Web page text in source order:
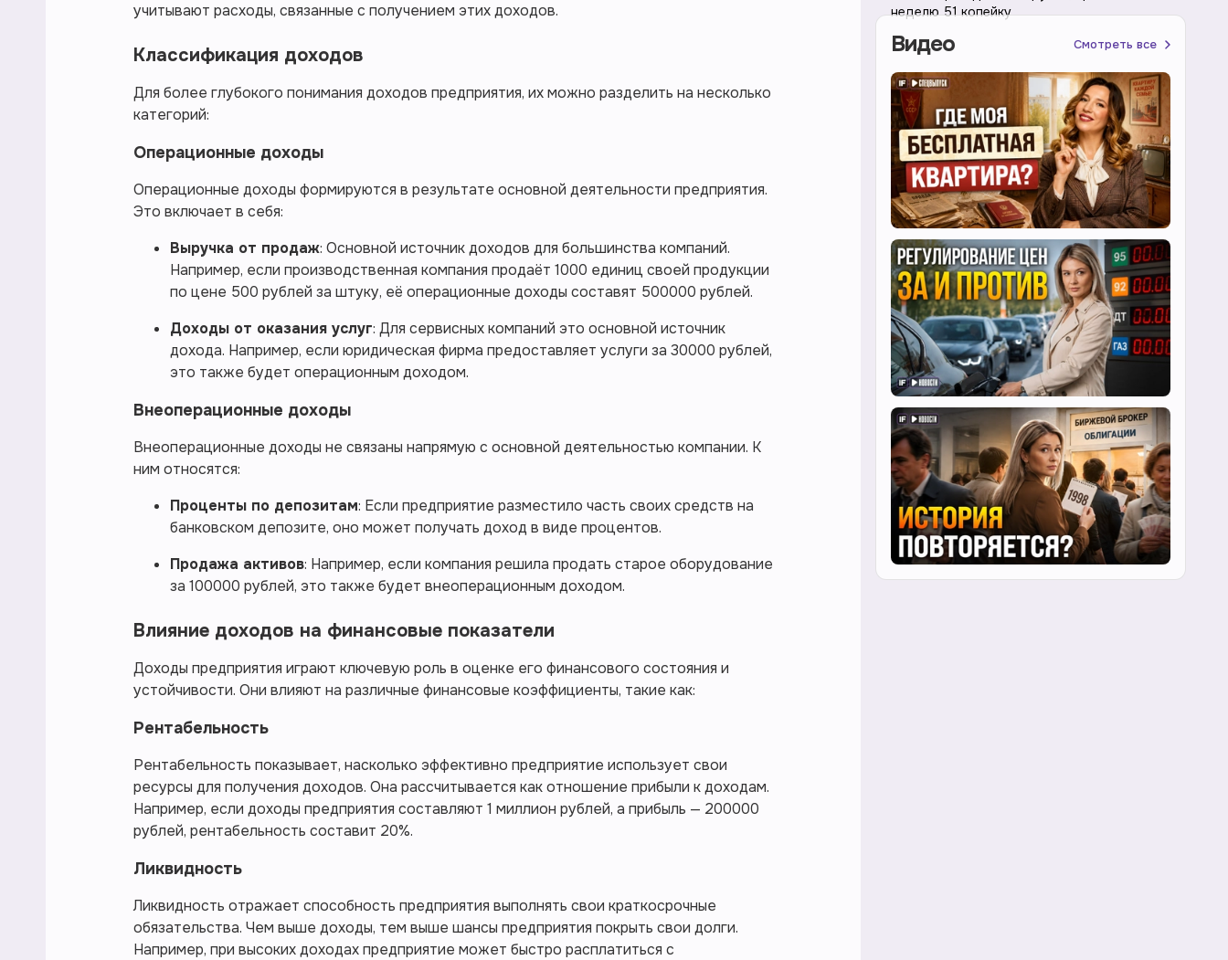
учитывают расходы, связанные с получением этих доходов.
Классификация доходов
Для более глубокого понимания доходов предприятия, их можно разделить на несколько
категорий:
Операционные доходы
Операционные доходы формируются в результате основной деятельности предприятия.
Это включает в себя:
Выручка от продаж: Основной источник доходов для большинства компаний.
Например, если производственная компания продаёт 1000 единиц своей продукции
по цене 500 рублей за штуку, её операционные доходы составят 500000 рублей.
Доходы от оказания услуг: Для сервисных компаний это основной источник
дохода. Например, если юридическая фирма предоставляет услуги за 30000 рублей,
это также будет операционным доходом.
Внеоперационные доходы
Внеоперационные доходы не связаны напрямую с основной деятельностью компании. К
ним относятся:
Проценты по депозитам: Если предприятие разместило часть своих средств на
банковском депозите, оно может получать доход в виде процентов.
Продажа активов: Например, если компания решила продать старое оборудование
за 100000 рублей, это также будет внеоперационным доходом.
Влияние доходов на финансовые показатели
Доходы предприятия играют ключевую роль в оценке его финансового состояния и
устойчивости. Они влияют на различные финансовые коэффициенты, такие как:
Рентабельность
Рентабельность показывает, насколько эффективно предприятие использует свои
ресурсы для получения доходов. Она рассчитывается как отношение прибыли к доходам.
Например, если доходы предприятия составляют 1 миллион рублей, а прибыль — 200000
рублей, рентабельность составит 20%.
Ликвидность
Ликвидность отражает способность предприятия выполнять свои краткосрочные
обязательства. Чем выше доходы, тем выше шансы предприятия покрыть свои долги.
Например, при высоких доходах предприятие может быстро расплатиться с
неделю 51 копейку
Видео Смотреть все